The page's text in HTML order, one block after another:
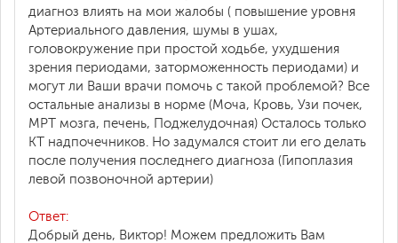
диагноз влиять на мои жалобы ( повышение уровня
Артериального давления, шумы в ушах,
головокружение при простой ходьбе, ухудшения
зрения периодами, заторможенность периодами) и
могут ли Ваши врачи помочь с такой проблемой? Все
остальные анализы в норме (Моча, Кровь, Узи почек,
МРТ мозга, печень, Поджелудочная) Осталось только
КТ надпочечников. Но задумался стоит ли его делать
после получения последнего диагноза (Гипоплазия
левой позвоночной артерии)
Ответ:
Добрый день, Виктор! Можем предложить Вам